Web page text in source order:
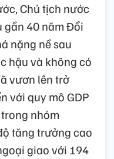
Chủ tịch nước
gần 40 năm Đổi
nặng nề sau
hậu và không có
vươn lên trở
với quy mô GDP
nhóm
tăng trưởng cao
giao với 194